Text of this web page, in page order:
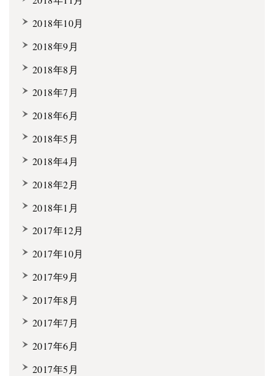
2018年10月
2018年9月
2018年8月
2018年7月
2018年6月
2018年5月
2018年4月
2018年2月
2018年1月
2017年12月
2017年10月
2017年9月
2017年8月
2017年7月
2017年6月
2017年5月